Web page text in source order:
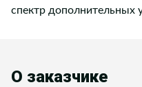
спектр дополнительных
О заказчике